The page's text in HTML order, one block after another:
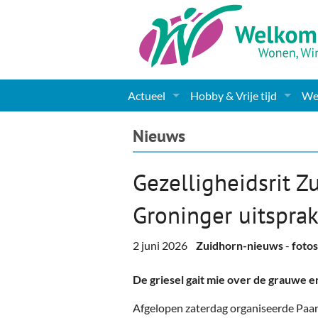
Actueel
Nieuws
Gemeente informatie
Dorpen
Woningaanbod
Columns & Redactioneel
Foto-pagina
Hobby & Vrije tijd
Kunst
Muziek
Podia & Dorpshuizen
Nieuws
Gezelligheidsrit
Groninger
2 juni 2026 Zuidhorn-nieuws- fotos
De griesel gait mie over de grauwe
Afgelopen zaterdag organiseerde